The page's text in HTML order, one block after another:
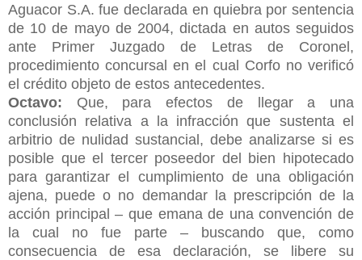
Aguacor S.A. fue declarada en quiebra por sentencia
de 10 de mayo de 2004, dictada en autos seguidos
ante Primer Juzgado de Letras de Coronel,
procedimiento concursal en el cual Corfo no verificó
el crédito objeto de estos antecedentes.
Octavo: Que, para efectos de llegar a una
conclusión relativa a la infracción que sustenta el
arbitrio de nulidad sustancial, debe analizarse si es
posible que el tercer poseedor del bien hipotecado
para garantizar el cumplimiento de una obligación
ajena, puede o no demandar la prescripción de la
acción principal – que emana de una convención de
la cual no fue parte – buscando que, como
consecuencia de esa declaración, se libere su